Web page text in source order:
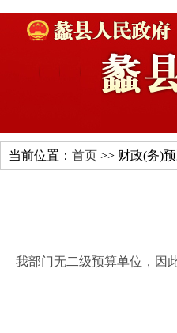
当前位置： 首页 >> 财政(务)
我部门无二级预算单位，因